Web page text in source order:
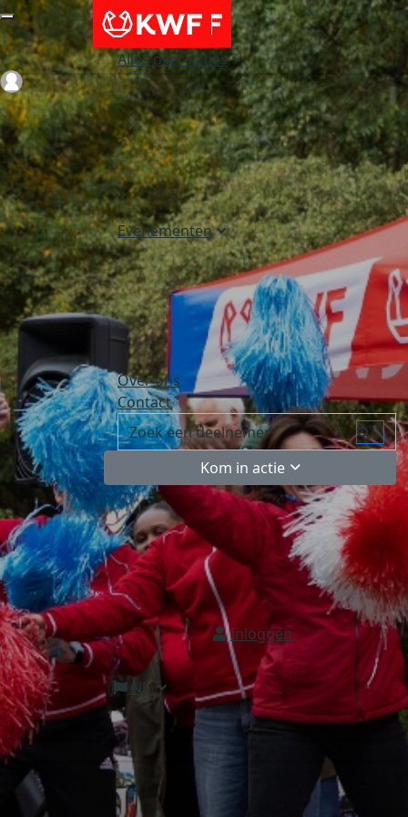
Alles over acties
Evenementen
Over ons
Contact
Kom in actie
Inloggen
NL
Login